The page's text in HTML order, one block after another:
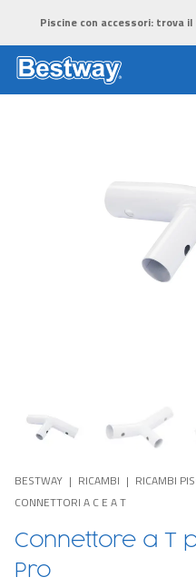
Piscine con accessori: trova
BESTWAY RICAMBI RICAMBI
CONNETTORI A C E A T
Connettore a T
Pro